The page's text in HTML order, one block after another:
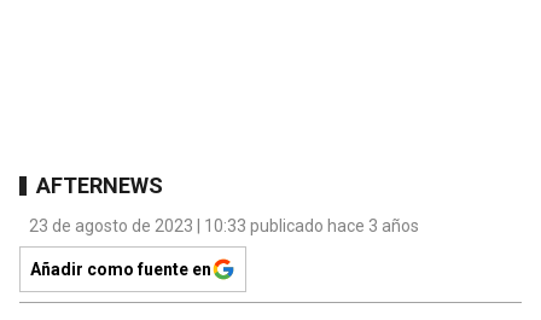
AFTERNEWS
23 de agosto de 2023 | 10:33 publicado hace 3 años
Añadir como fuente en